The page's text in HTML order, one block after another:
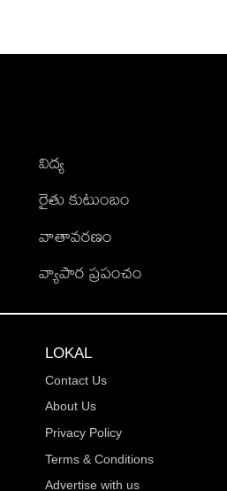
విద్య
రైతు కుటుంబం
వాతావరణం
వ్యాపార ప్రపంచం
LOKAL
Contact Us
About Us
Privacy Policy
Terms & Conditions
Advertise with us